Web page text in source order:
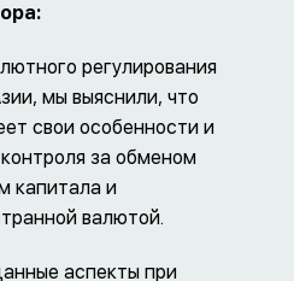
регулирования
мы выяснили, что
свои особенности и
за обменом
капитала и
валютой.
аспекты при